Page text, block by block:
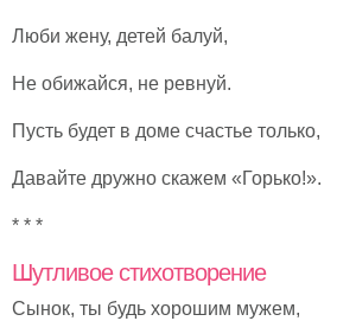
Люби жену, детей балуй,
Не обижайся, не ревнуй.
Пусть будет в доме счастье только,
Давайте дружно скажем «Горько!».
* * *
Шутливое стихотворение
Сынок, ты будь хорошим мужем,